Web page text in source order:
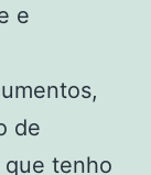
e
de
que tenho